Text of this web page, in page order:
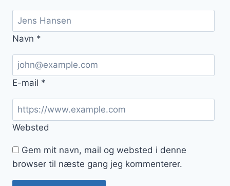
Navn *
E-mail *
Websted
Gem mit navn, mail og websted i denne
browser til næste gang jeg kommenterer.